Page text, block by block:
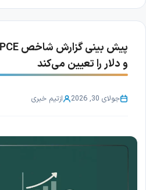
و دلار را تعیین می‌کند
جولای 30, 2026 ازتیم خبری